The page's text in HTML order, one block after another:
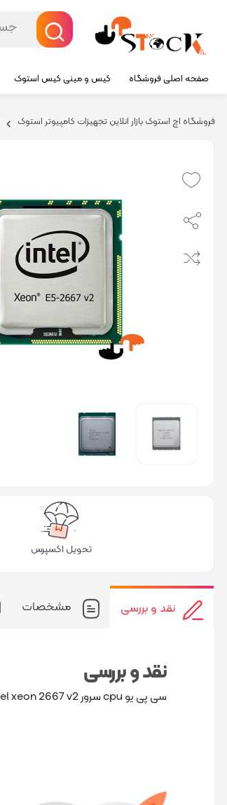
صفحه اصلی فروشگاه کیس و مینی کیس استوک
فروشگاه اچ استوک بازار انلاین تجهیزات کامپیوتر استوک
تحویل اکسپرس
نقد و بررسی مشخصات
نقد و بررسی
سی پی یو cpu سرور intel xeon 2667 v2